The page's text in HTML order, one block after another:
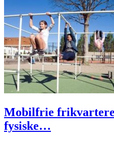
Mobilfrie
fysiske…